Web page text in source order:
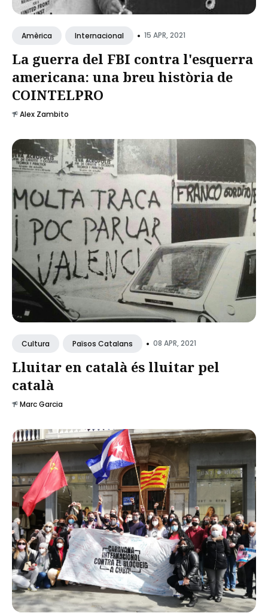
Amèrica Internacional • 15 APR, 2021
La guerra del FBI contra l'esquerra
americana: una breu història de
COINTELPRO
Alex Zambito
Cultura Països Catalans • 08 APR, 2021
Lluitar en català és lluitar pel
català
Marc Garcia